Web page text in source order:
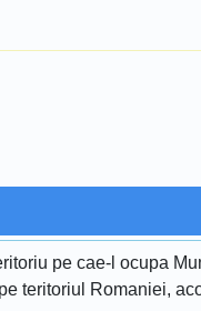
pe cae-l ocupa
teritoriul Romaniei,